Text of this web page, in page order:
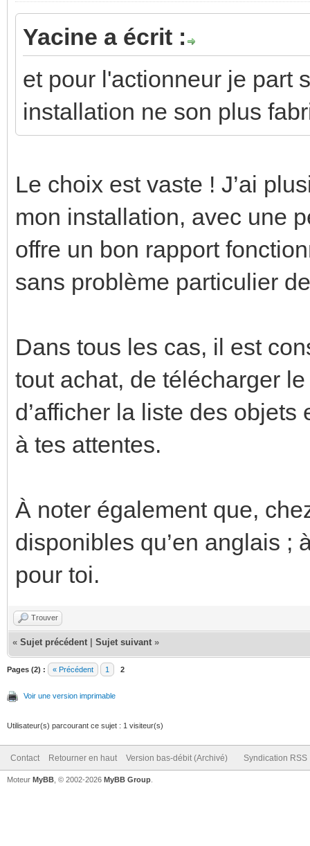
Yacine a écrit :
et pour l'actionneur je part
installation ne son plus
Le choix est vaste ! J’ai
mon installation, avec une
offre un bon rapport
sans problème particulier
Dans tous les cas, il est
tout achat, de télécharger
d’afficher la liste des
à tes attentes.
À noter également que,
disponibles qu’en anglais ;
pour toi.
Trouver
« Sujet précédent Sujet suivant »
Pages (2) : « Précédent 1 2
Voir une version imprimable
Utilisateur(s) parcourant ce sujet : 1 visiteur(s)
Contact Retourner en haut Version bas-débit (Archivé) Syndication RSS
Moteur MyBB , © 2002-2026 MyBB Group